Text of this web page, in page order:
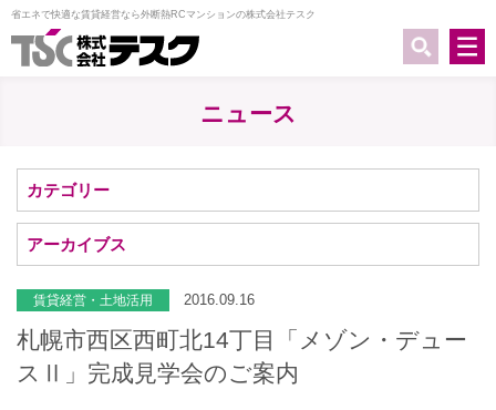
省エネで快適な賃貸経営なら外断熱RCマンションの株式会社テスク
ニュース
カテゴリー
アーカイブス
賃貸経営・土地活用 2016.09.16
札幌市西区西町北14丁目「メゾン・デュー
スⅡ」完成見学会のご案内